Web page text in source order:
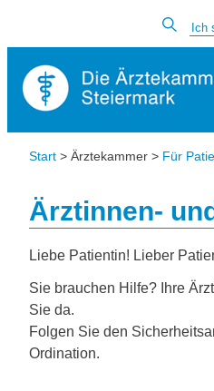
Start > Ärztekammer > Für
Ärztinnen-
Liebe Patientin! Lieber
Sie brauchen Hilfe? Ihre
Sie da.
Folgen Sie den
Ordination.